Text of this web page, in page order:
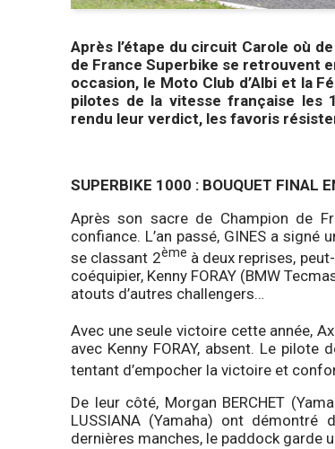
Après l’étape du circuit Carole où
de France Superbike se retrouvent
occasion, le Moto Club d’Albi et la
pilotes de la vitesse française les
rendu leur verdict, les favoris
SUPERBIKE 1000 : BOUQUET FINAL
Après son sacre de Champion de
confiance. L’an passé, GINES a
se classant 2ème à deux reprises,
coéquipier, Kenny FORAY (BMW
atouts d’autres challengers…
Avec une seule victoire cette année,
avec Kenny FORAY, absent. Le
tentant d’empocher la victoire et
De leur côté, Morgan BERCHET
LUSSIANA (Yamaha) ont
dernières manches, le paddock